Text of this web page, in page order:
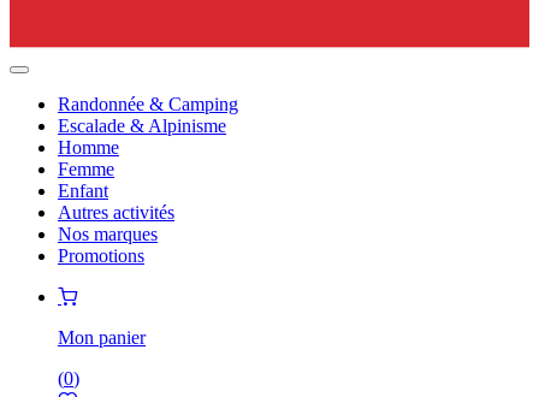
Randonnée & Camping
Escalade & Alpinisme
Homme
Femme
Enfant
Autres activités
Nos marques
Promotions
Mon panier
(0)